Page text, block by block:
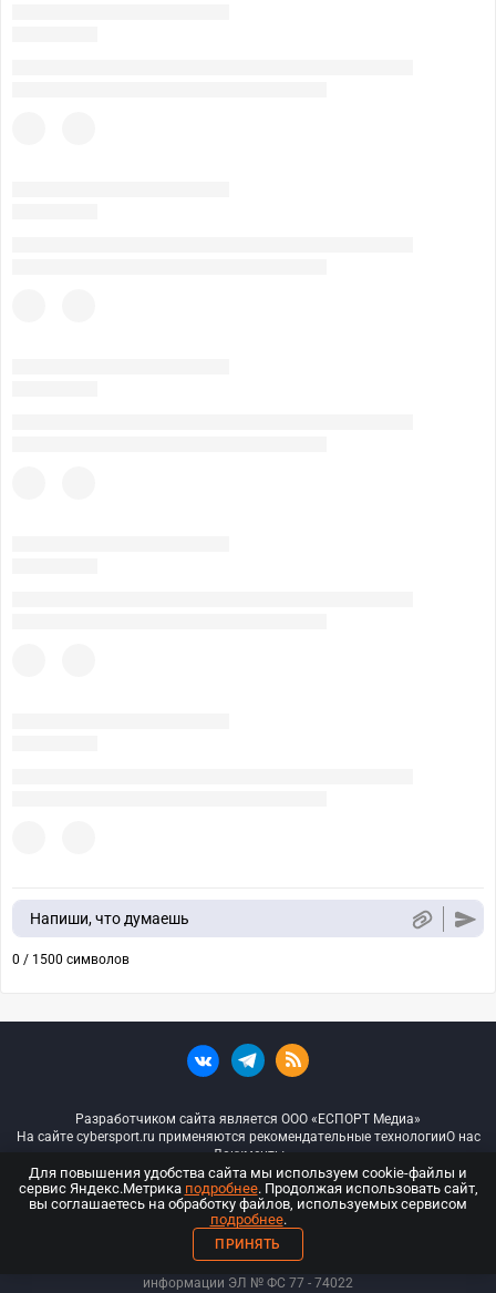
Напиши, что думаешь
0 / 1500 символов
Разработчиком сайта является ООО «ЕСПОРТ Медиа»
На сайте cybersport.ru применяются рекомендательные технологииО нас
Документы
© ООО «Киберспорт.ру» — Все права защищены
18+
ООО «Киберспорт.ру». Свидетельство о регистрации средств массовой
информации ЭЛ № ФС 77 - 74022
Для повышения удобства сайта мы используем cookie-файлы и
сервис Яндекс.Метрика подробнее. Продолжая использовать сайт,
вы соглашаетесь на обработку файлов, используемых сервисом
подробнее.
ПРИНЯТЬ